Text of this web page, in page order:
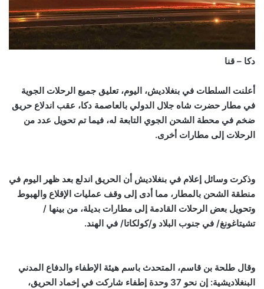
دكا – قنا
أعلنت السلطات في بنغلاديش، اليوم، تعليق جميع الرحلات الجوية
في مطار حضرت شاه جلال الدولي بالعاصمة دكا، عقب اندلاع حريق
ضخم في محطة الشحن الجوي التابعة له، فيما تم تحويل عدد من
الرحلات إلى مطارات أخرى.
وذكرت وسائل إعلام في بنغلاديش أن الحريق اندلع بعد ظهر اليوم في
منطقة الشحن بالمطار، مما أدى إلى وقف عمليات الإقلاع والهبوط
وتحويل بعض الرحلات القادمة إلى مطارات بديلة، من بينها /
تشيتاغونغ/ في جنوب البلاد و/كولكاتا/ في الهند.
وقال طلحة بن قاسم، المتحدث باسم هيئة الإطفاء والدفاع المدني
البنغلاديشية: إن نحو 37 وحدة إطفاء شاركت في إخماد الحريق،